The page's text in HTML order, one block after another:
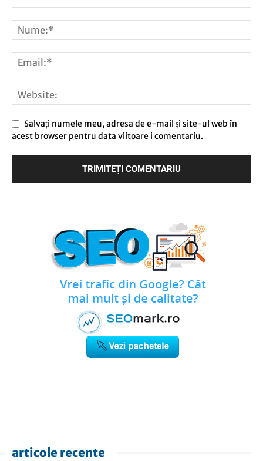
Salvați numele meu, adresa de e-mail și site-ul web în
acest browser pentru data viitoare i comentariu.
articole recente